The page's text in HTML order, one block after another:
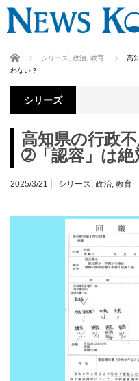
ホーム シリーズ 政治 教育
高
わない？
シリーズ
高知県の行政
➁「認容」は絶
2025/3/21 シリーズ, 政治, 教育